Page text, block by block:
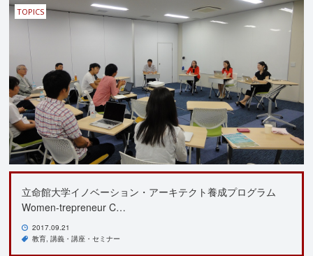
TOPICS
立命館大学イノベーション・アーキテクト養成プログラム
Women-trepreneur C…
2017.09.21
教育 講義・講座・セミナー